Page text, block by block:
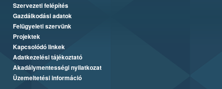
Szervezeti felépítés
Gazdálkodási adatok
Felügyeleti szervünk
Projektek
Kapcsolódó linkek
Adatkezelési tájékoztató
Akadálymentességi nyilatkozat
Üzemeltetési információ